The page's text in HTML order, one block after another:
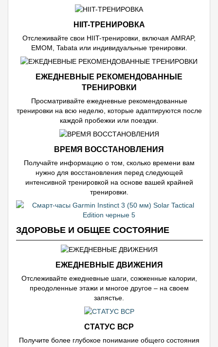
HIIT-ТРЕНИРОВКА
Отслеживайте свои HIIT-тренировки, включая AMRAP,
EMOM, Tabata или индивидуальные тренировки.
ЕЖЕДНЕВНЫЕ РЕКОМЕНДОВАННЫЕ
ТРЕНИРОВКИ
Просматривайте ежедневные рекомендованные
тренировки на всю неделю, которые адаптируются после
каждой пробежки или поездки.
ВРЕМЯ ВОССТАНОВЛЕНИЯ
Получайте информацию о том, сколько времени вам
нужно для восстановления перед следующей
интенсивной тренировкой на основе вашей крайней
тренировки.
ЗДОРОВЬЕ И ОБЩЕЕ СОСТОЯНИЕ
ЕЖЕДНЕВНЫЕ ДВИЖЕНИЯ
Отслеживайте ежедневные шаги, сожженные калории,
преодоленные этажи и многое другое – на своем
запястье.
СТАТУС ВСР
Получите более глубокое понимание общего состояния